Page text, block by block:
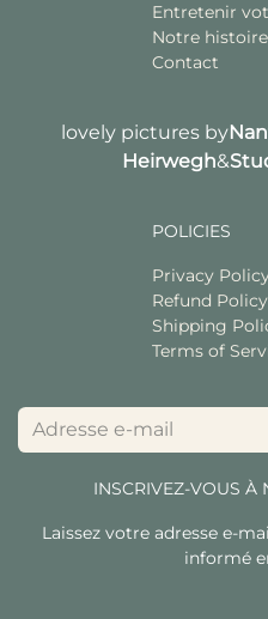
Entretenir
Notre histoire
Contact
lovely pictures by
Heirwegh&
POLICIES
Privacy
Refund Policy
Shipping
Terms of
INSCRIVEZ-VOUS À
Laissez votre adresse e-
informé